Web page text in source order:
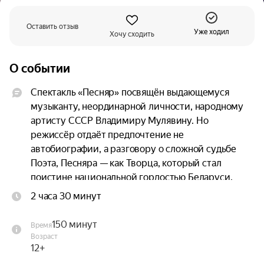
Оставить отзыв
Хочу сходить
Уже ходил
О событии
Спектакль «Песняр» посвящён выдающемуся
музыканту, неординарной личности, народному
артисту СССР Владимиру Мулявину. Но
режиссёр отдаёт предпочтение не
автобиографии, а разговору о сложной судьбе
Поэта, Песняра — как Творца, который стал
поистине национальной гордостью Беларуси.
Благодаря В. Мулявину белорусская песня и
культуры, сохранив свою яркую
индивидуальность.
2 часа 30 минут
Время150 минут
Возраст
12+